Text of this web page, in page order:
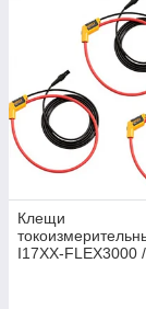
Клещи
I17XX-FLEX3000